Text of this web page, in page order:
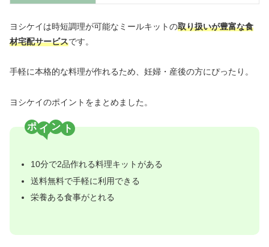
ヨシケイは時短調理が可能なミールキットの取り扱いが豊富な食
材宅配サービスです。
手軽に本格的な料理が作れるため、妊婦・産後の方にぴったり。
ヨシケイのポイントをまとめました。
ポ ン
10分で2品作れる料理キットがある
送料無料で手軽に利用できる
栄養ある食事がとれる